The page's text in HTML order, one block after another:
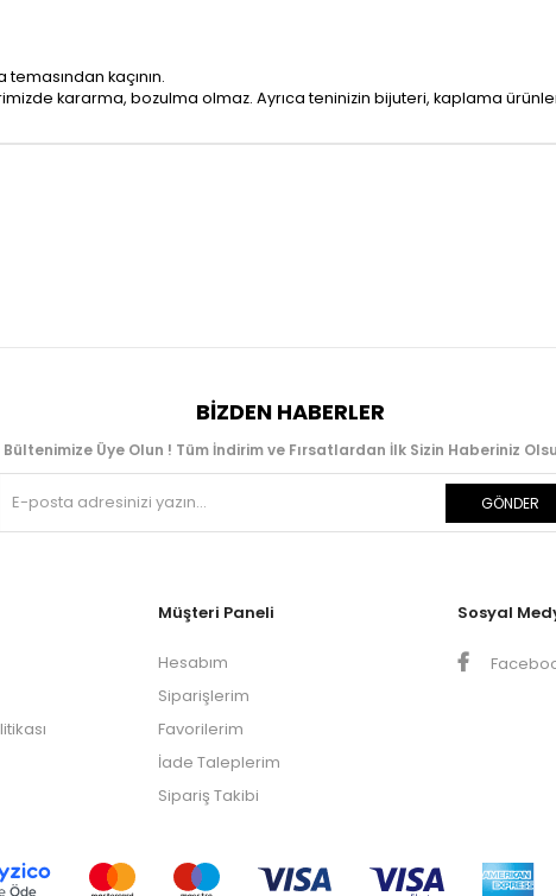
kaçının.
kararma, bozulma olmaz. Ayrıca teninizin bijuteri, kaplama
BIZDEN HABERLER
Bültenimize Üye Olun ! Tüm İndirim ve Fırsatlardan İlk Sizin Haberiniz
GÖNDER
Müşteri Paneli
Hesabım
Siparişlerim
Favorilerim
İade Taleplerim
Sipariş Takibi
Sosyal